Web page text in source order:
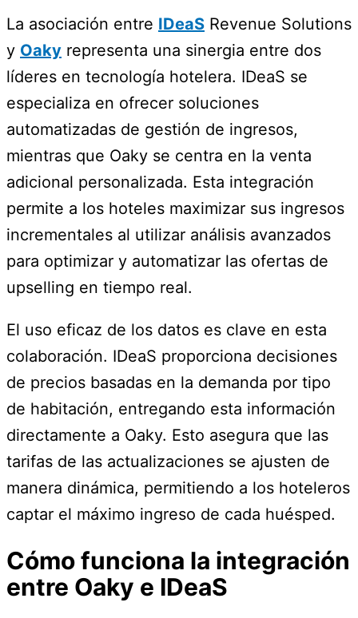
La asociación entre IDeaS Revenue Solutions
y Oaky representa una sinergia entre dos
líderes en tecnología hotelera. IDeaS se
especializa en ofrecer soluciones
automatizadas de gestión de ingresos,
mientras que Oaky se centra en la venta
adicional personalizada. Esta integración
permite a los hoteles maximizar sus ingresos
incrementales al utilizar análisis avanzados
para optimizar y automatizar las ofertas de
upselling en tiempo real.
El uso eficaz de los datos es clave en esta
colaboración. IDeaS proporciona decisiones
de precios basadas en la demanda por tipo
de habitación, entregando esta información
directamente a Oaky. Esto asegura que las
tarifas de las actualizaciones se ajusten de
manera dinámica, permitiendo a los hoteleros
captar el máximo ingreso de cada huésped.
Cómo funciona la integración
entre Oaky e IDeaS